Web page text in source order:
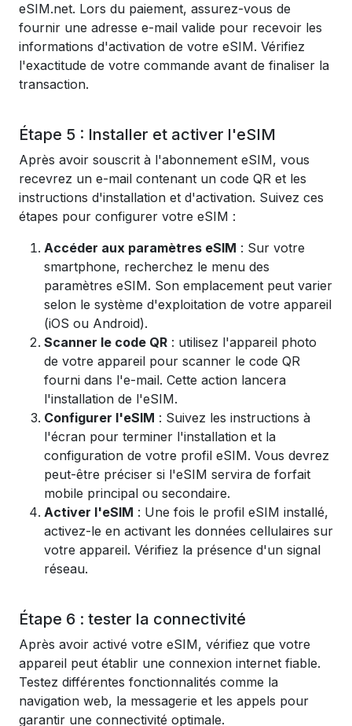
eSIM.net. Lors du paiement, assurez-vous de
fournir une adresse e-mail valide pour recevoir les
informations d'activation de votre eSIM. Vérifiez
l'exactitude de votre commande avant de finaliser la
transaction.
Étape 5 : Installer et activer l'eSIM
Après avoir souscrit à l'abonnement eSIM, vous
recevrez un e-mail contenant un code QR et les
instructions d'installation et d'activation. Suivez ces
étapes pour configurer votre eSIM :
Accéder aux paramètres eSIM : Sur votre
smartphone, recherchez le menu des
paramètres eSIM. Son emplacement peut varier
selon le système d'exploitation de votre appareil
(iOS ou Android).
Scanner le code QR : utilisez l'appareil photo
de votre appareil pour scanner le code QR
fourni dans l'e-mail. Cette action lancera
l'installation de l'eSIM.
Configurer l'eSIM : Suivez les instructions à
l'écran pour terminer l'installation et la
configuration de votre profil eSIM. Vous devrez
peut-être préciser si l'eSIM servira de forfait
mobile principal ou secondaire.
Activer l'eSIM : Une fois le profil eSIM installé,
activez-le en activant les données cellulaires sur
votre appareil. Vérifiez la présence d'un signal
réseau.
Étape 6 : tester la connectivité
Après avoir activé votre eSIM, vérifiez que votre
appareil peut établir une connexion internet fiable.
Testez différentes fonctionnalités comme la
navigation web, la messagerie et les appels pour
garantir une connectivité optimale.